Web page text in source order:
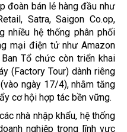
đoàn bán lẻ hàng đầu như
Satra, Saigon Co.op,
nhiều hệ thống phân phối
mại điện tử như Amazon
Tổ chức còn triển khai
(Factory Tour) dành riêng
ngày 17/4), nhằm tăng
cơ hội hợp tác bền vững.
nhà nhập khẩu, hệ thống
nghiệp trong lĩnh vực